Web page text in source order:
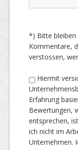
*) Bitte bleiben
Kommentare,
verstossen,
Hiermit
Erfahrung
Bewertungen,
entsprechen,
ich nicht im
Unternehmen.